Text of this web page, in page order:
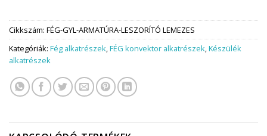
Cikkszám: FÉG-GYL-ARMATÚRA-LESZORÍTÓ LEMEZES
Kategóriák: Fég alkatrészek,FÉG konvektor alkatrészek,Készülék
alkatrészek